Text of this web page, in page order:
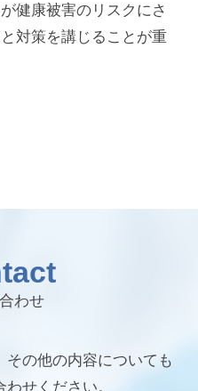
健康被害のリスクにさ
対策を講じることが重
わせ
その他の内容についても
せください。